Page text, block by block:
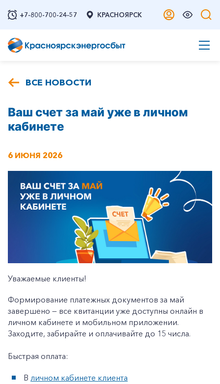
+7-800-700-24-57 КРАСНОЯРСК
ВСЕ НОВОСТИ
Ваш счет за май уже в личном
кабинете
6 ИЮНЯ 2026
Уважаемые клиенты!
Формирование платежных документов за май
завершено — все квитанции уже доступны онлайн в
личном кабинете и мобильном приложении.
Заходите, забирайте и оплачивайте до 15 числа.
Быстрая оплата:
В личном кабинете клиента